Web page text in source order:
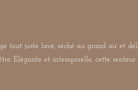
tout juste lavé, séché au grand air et
Élégante et intemporelle, cette